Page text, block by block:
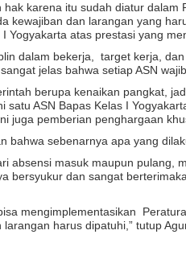
karena itu sudah diatur
kewajiban dan larangan yang
Yogyakarta atas prestasi yang
dalam bekerja, target kerja,
jelas bahwa setiap ASN
berupa kenaikan pangkat,
ASN Bapas Kelas I
juga pemberian penghargaan
bahwa sebenarnya apa yang
absensi masuk maupun
bersyukur dan sangat
mengimplementasikan
harus dipatuhi,” tutup